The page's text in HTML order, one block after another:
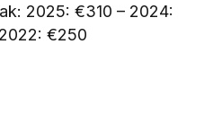
2025: €310 – 2024:
€250